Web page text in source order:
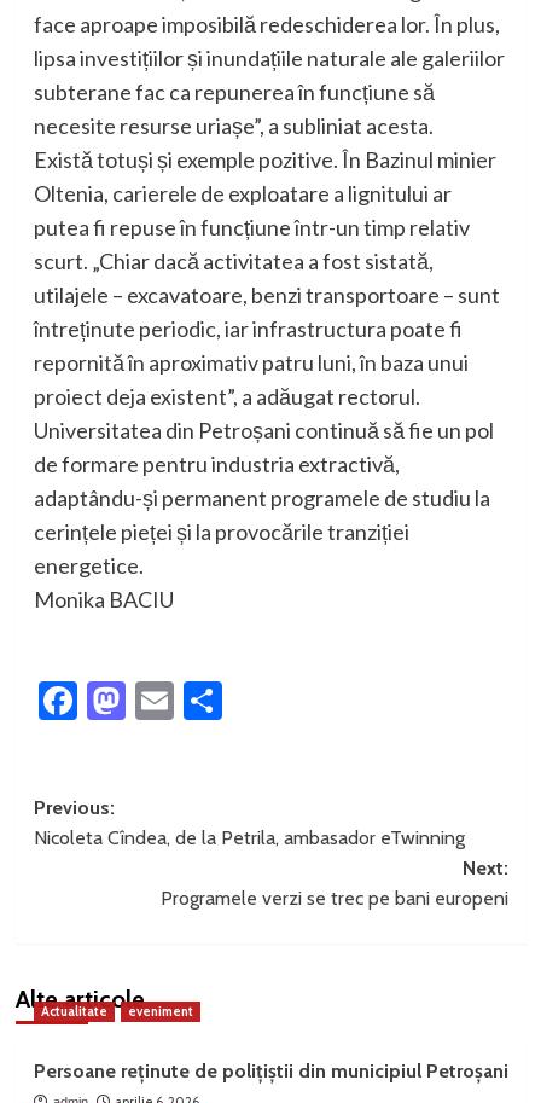
face aproape imposibilă redeschiderea lor. În plus,
lipsa investițiilor și inundațiile naturale ale galeriilor
subterane fac ca repunerea în funcțiune să
necesite resurse uriașe”, a subliniat acesta.
Există totuși și exemple pozitive. În Bazinul minier
Oltenia, carierele de exploatare a lignitului ar
putea fi repuse în funcțiune într-un timp relativ
scurt. „Chiar dacă activitatea a fost sistată,
utilajele – excavatoare, benzi transportoare – sunt
întreținute periodic, iar infrastructura poate fi
repornită în aproximativ patru luni, în baza unui
proiect deja existent”, a adăugat rectorul.
Universitatea din Petroșani continuă să fie un pol
de formare pentru industria extractivă,
adaptându-și permanent programele de studiu la
cerințele pieței și la provocările tranziției
energetice.
Monika BACIU
Facebook
Mastodon
EmailPartajează
Post
navigation
Previous:
Nicoleta Cîndea, de la Petrila, ambasador eTwinning
Next:
Programele verzi se trec pe bani europeni
Alte articole
Actualitate eveniment
Persoane reținute de polițiștii din municipiul Petroșani